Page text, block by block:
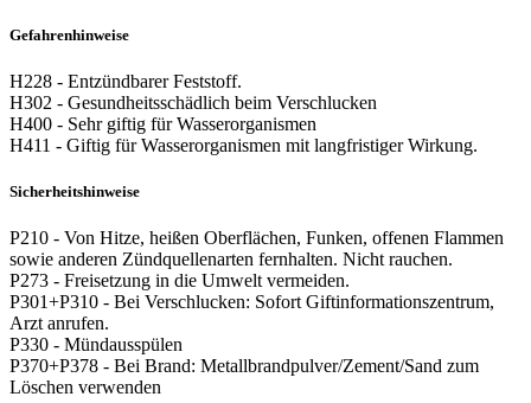
Gefahrenhinweise
H228 - Entzündbarer Feststoff.
H302 - Gesundheitsschädlich beim Verschlucken
H400 - Sehr giftig für Wasserorganismen
H411 - Giftig für Wasserorganismen mit langfristiger Wirkung.
Sicherheitshinweise
P210 - Von Hitze, heißen Oberflächen, Funken, offenen Flammen
sowie anderen Zündquellenarten fernhalten. Nicht rauchen.
P273 - Freisetzung in die Umwelt vermeiden.
P301+P310 - Bei Verschlucken: Sofort Giftinformationszentrum,
Arzt anrufen.
P330 - Mündausspülen
P370+P378 - Bei Brand: Metallbrandpulver/Zement/Sand zum
Löschen verwenden